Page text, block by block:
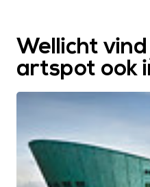
Wellicht
artspot ook